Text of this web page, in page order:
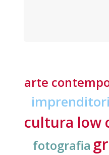
arte
imprenditori
cultura low
fotografia